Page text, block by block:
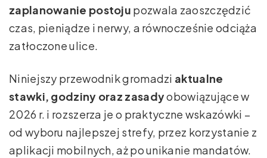
zaplanowanie postoju pozwala zaoszczędzić
czas, pieniądze i nerwy, a równocześnie odciąża
zatłoczone ulice.
Niniejszy przewodnik gromadzi aktualne
stawki, godziny oraz zasadyobowiązujące w
2026 r. i rozszerza je o praktyczne wskazówki –
od wyboru najlepszej strefy, przez korzystanie z
aplikacji mobilnych, aż po unikanie mandatów.